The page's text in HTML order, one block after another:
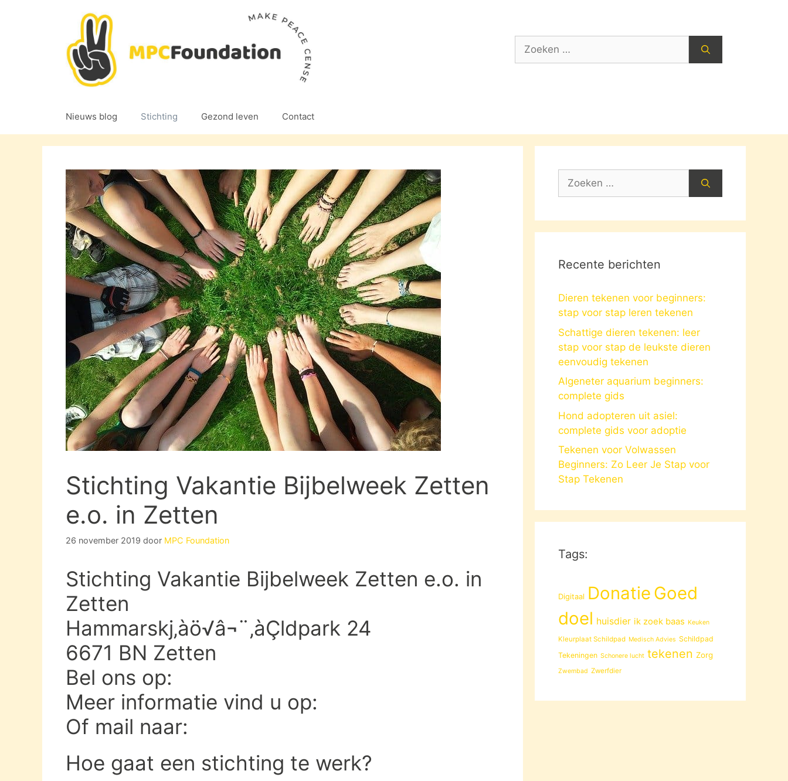
Zoek
Nieuws blog Stichting Gezond leven Contact
Stichting Vakantie Bijbelweek Zetten
e.o. in Zetten
26 november 2019 door MPC Foundation
Stichting Vakantie Bijbelweek Zetten e.o. in
Zetten
Hammarskj‚àö√â¬¨‚àÇldpark 24
6671 BN Zetten
Bel ons op:
Meer informatie vind u op:
Of mail naar:
Hoe gaat een stichting te werk?
Zoek
Recente berichten
Dieren tekenen voor beginners:
stap voor stap leren tekenen
Schattige dieren tekenen: leer
stap voor stap de leukste dieren
eenvoudig tekenen
Algeneter aquarium beginners:
complete gids
Hond adopteren uit asiel:
complete gids voor adoptie
Tekenen voor Volwassen
Beginners: Zo Leer Je Stap voor
Stap Tekenen
Tags:
Digitaal Donatie Goed
doel huisdier ik zoek baas Keuken
Kleurplaat Schildpad Medisch Advies Schildpad
Tekeningen Schonere lucht tekenen Zorg
Zwembad Zwerfdier